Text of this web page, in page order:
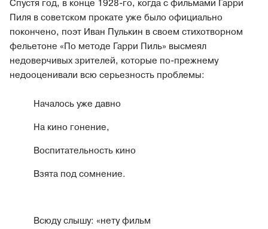
Спустя год, в конце 1928-го, когда с фильмами Гарри
Пиля в советском прокате уже было официально
покончено, поэт Иван Пулькин в своем стихотворном
фельетоне «По методе Гарри Пиль» высмеял
недоверчивых зрителей, которые по-прежнему
недооценивали всю серьезность проблемы:
Началось уже давно
На кино гонение,
Воспитательность кино
Взята под сомнение.
Всюду слышу: «нету фильм